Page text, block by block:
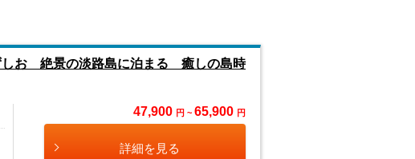
しお 絶景の淡路島に泊まる 癒しの島時
47,900 円 ~ 65,900 円
詳細を見る